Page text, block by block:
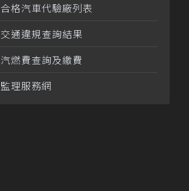
合格汽車代驗廠列表
交通違規查詢結果
汽燃費查詢及繳費
監理服務網